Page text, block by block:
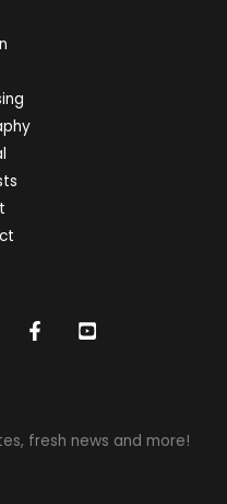
fresh news and more!